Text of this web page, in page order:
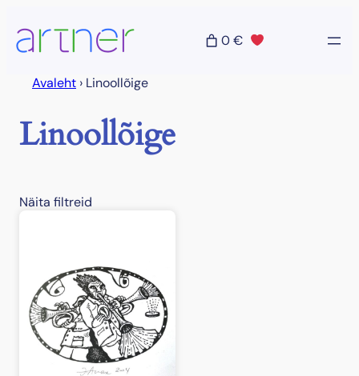
sisu
juurde
0 €
Avaleht › Linoollõige
Linoollõige
Näita filtreid